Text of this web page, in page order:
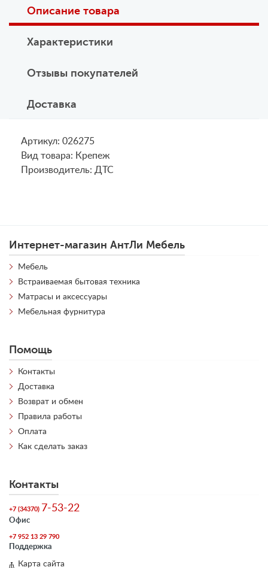
Описание товара
Характеристики
Отзывы покупателей
Доставка
Артикул: 026275
Вид товара: Крепеж
Производитель: ДТС
Интернет-магазин АнтЛи Мебель
Мебель
Встраиваемая бытовая техника
Матрасы и аксессуары
Мебельная фурнитура
Помощь
Контакты
Доставка
Возврат и обмен
Правила работы
Оплата
Как сделать заказ
Контакты
+7 (34370) 7-53-22
Офис
+7 952 13 29 790
Поддержка
Карта сайта